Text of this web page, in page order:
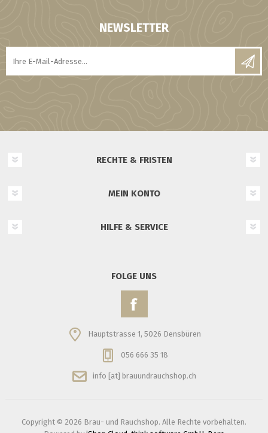
NEWSLETTER
RECHTE & FRISTEN
MEIN KONTO
HILFE & SERVICE
FOLGE UNS
Hauptstrasse 1, 5026 Densbüren
056 666 35 18
info [at] brauundrauchshop.ch
Copyright © 2026 Brau- und Rauchshop. Alle Rechte vorbehalten.